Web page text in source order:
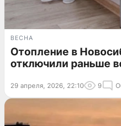
ВЕСНА
Отопление в
отключили раньше
29 апреля, 2026, 22:10 9